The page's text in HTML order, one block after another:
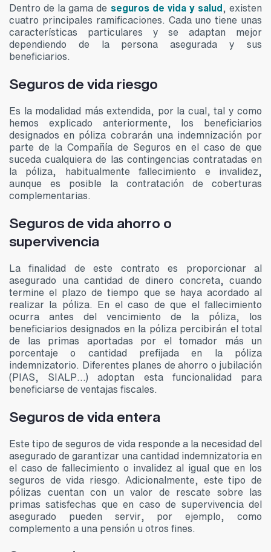
Dentro de la gama de seguros de vida y salud, existen
cuatro principales ramificaciones. Cada uno tiene unas
características particulares y se adaptan mejor
dependiendo de la persona asegurada y sus
beneficiarios.
Seguros de vida riesgo
Es la modalidad más extendida, por la cual, tal y como
hemos explicado anteriormente, los beneficiarios
designados en póliza cobrarán una indemnización por
parte de la Compañía de Seguros en el caso de que
suceda cualquiera de las contingencias contratadas en
la póliza, habitualmente fallecimiento e invalidez,
aunque es posible la contratación de coberturas
complementarias.
Seguros de vida ahorro o
supervivencia
La finalidad de este contrato es proporcionar al
asegurado una cantidad de dinero concreta, cuando
termine el plazo de tiempo que se haya acordado al
realizar la póliza. En el caso de que el fallecimiento
ocurra antes del vencimiento de la póliza, los
beneficiarios designados en la póliza percibirán el total
de las primas aportadas por el tomador más un
porcentaje o cantidad prefijada en la póliza
indemnizatorio. Diferentes planes de ahorro o jubilación
(PIAS, SIALP…) adoptan esta funcionalidad para
beneficiarse de ventajas fiscales.
Seguros de vida entera
Este tipo de seguros de vida responde a la necesidad del
asegurado de garantizar una cantidad indemnizatoria en
el caso de fallecimiento o invalidez al igual que en los
seguros de vida riesgo. Adicionalmente, este tipo de
pólizas cuentan con un valor de rescate sobre las
primas satisfechas que en caso de supervivencia del
asegurado pueden servir, por ejemplo, como
complemento a una pensión u otros fines.